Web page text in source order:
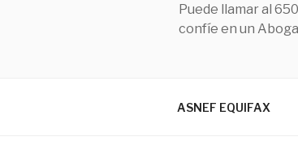
Puede llamar al
confíe en un
ASNEF EQUIFAX